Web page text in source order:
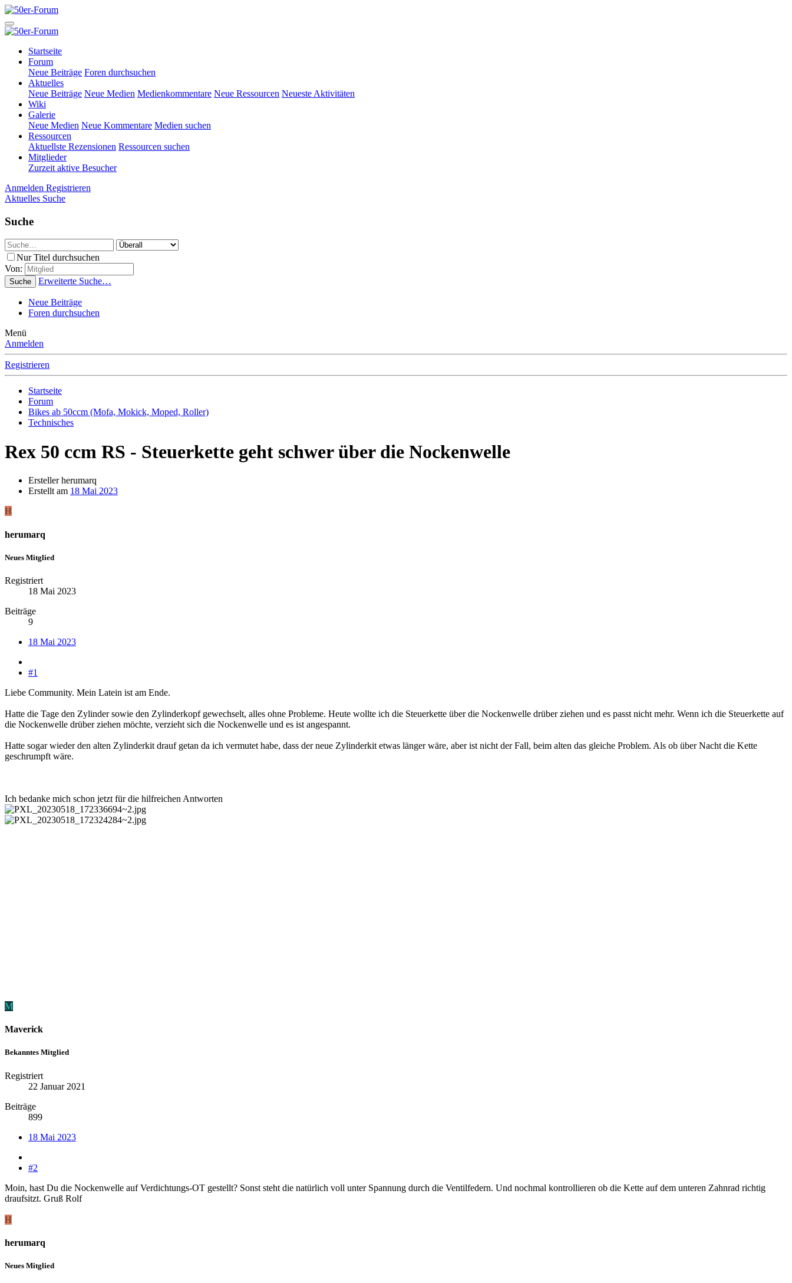
Startseite
Forum
Neue Beiträge Foren durchsuchen
Aktuelles
Neue Beiträge Neue Medien Medienkommentare Neue Ressourcen Neueste Aktivitäten
Wiki
Galerie
Neue Medien Neue Kommentare Medien suchen
Ressourcen
Aktuellste Rezensionen Ressourcen suchen
Mitglieder
Zurzeit aktive Besucher
Anmelden Registrieren
Aktuelles Suche
Suche
Nur Titel durchsuchen
Von:
Suche Erweiterte Suche…
Neue Beiträge
Foren durchsuchen
Menü
Anmelden
Registrieren
Startseite
Forum
Bikes ab 50ccm (Mofa, Mokick, Moped, Roller)
Technisches
Rex 50 ccm RS - Steuerkette geht schwer über die Nockenwelle
Erstellerherumarq
Erstellt am 18 Mai 2023
H
herumarq
Neues Mitglied
Registriert
18 Mai 2023
Beiträge
9
18 Mai 2023
#1
Liebe Community. Mein Latein ist am Ende.
Hatte die Tage den Zylinder sowie den Zylinderkopf gewechselt, alles ohne Probleme. Heute wollte ich die Steuerkette über die Nockenwelle drüber ziehen und es passt nicht mehr. Wenn ich die Steuerkette auf
die Nockenwelle drüber ziehen möchte, verzieht sich die Nockenwelle und es ist angespannt.
Hatte sogar wieder den alten Zylinderkit drauf getan da ich vermutet habe, dass der neue Zylinderkit etwas länger wäre, aber ist nicht der Fall, beim alten das gleiche Problem. Als ob über Nacht die Kette
geschrumpft wäre.
Ich bedanke mich schon jetzt für die hilfreichen Antworten
M
Maverick
Bekanntes Mitglied
Registriert
22 Januar 2021
Beiträge
899
18 Mai 2023
#2
Moin, hast Du die Nockenwelle auf Verdichtungs-OT gestellt? Sonst steht die natürlich voll unter Spannung durch die Ventilfedern. Und nochmal kontrollieren ob die Kette auf dem unteren Zahnrad richtig
draufsitzt. Gruß Rolf
H
herumarq
Neues Mitglied